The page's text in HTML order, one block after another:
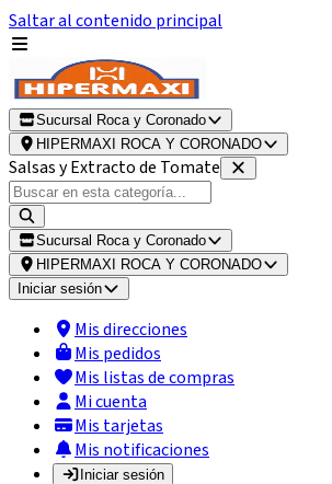
Saltar al contenido principal
Sucursal Roca y Coronado
HIPERMAXI ROCA Y CORONADO
Salsas y Extracto de Tomate
Sucursal Roca y Coronado
HIPERMAXI ROCA Y CORONADO
Iniciar sesión
Mis direcciones
Mis pedidos
Mis listas de compras
Mi cuenta
Mis tarjetas
Mis notificaciones
Iniciar sesión